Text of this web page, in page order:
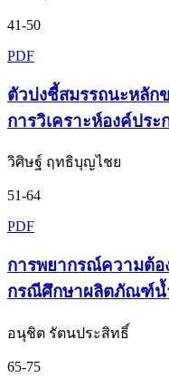
41-50
PDF
ตัวบ่งชี้สมรรถนะหลัก
การวิเคราะห์องค์ปร
วิศิษฐ์ ฤทธิบุญไชย
51-64
PDF
การพยากรณ์ความต้อ
กรณีศึกษาผลิตภัณฑ์น้
อนุชิต รัตนประสิทธิ์
65-75